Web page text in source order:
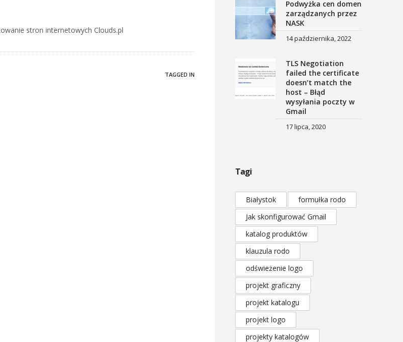
stron internetowych Clouds.pl
TAGGED IN
Podwyżka cen domen
zarządzanych przez
NASK
14 października, 2022
TLS Negotiation
failed the certificate
doesn’t match the
host – Błąd
wysyłania poczty w
Gmail
17 lipca, 2020
Tagi
Białystok
formułka rodo
Jak skonfigurować Gmail
katalog produktów
klauzula rodo
odświeżenie logo
projekt graficzny
projekt katalogu
projekt logo
projekty katalogów